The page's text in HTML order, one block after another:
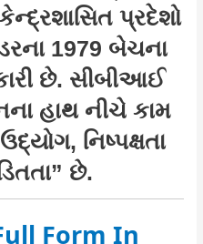
પ્રદેશો
1979 બેચના
છે. સીબીઆઈ
હાથ નીચે કામ
નિષ્પક્ષતા
છે.
Form In